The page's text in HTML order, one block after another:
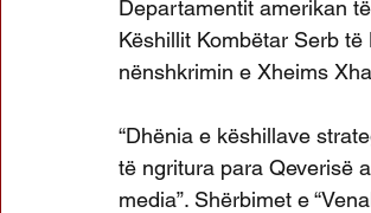
Departamentit amerikan
Këshillit Kombëtar Serb
nënshkrimin e Xheims
“Dhënia e këshillave
të ngritura para Qeverisë
media”. Shërbimet e